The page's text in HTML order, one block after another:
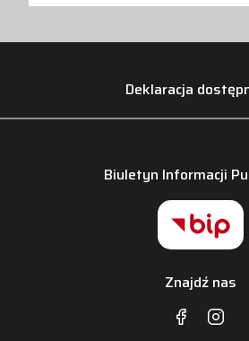
Deklaracja
Biuletyn Informacji
Znajdź nas